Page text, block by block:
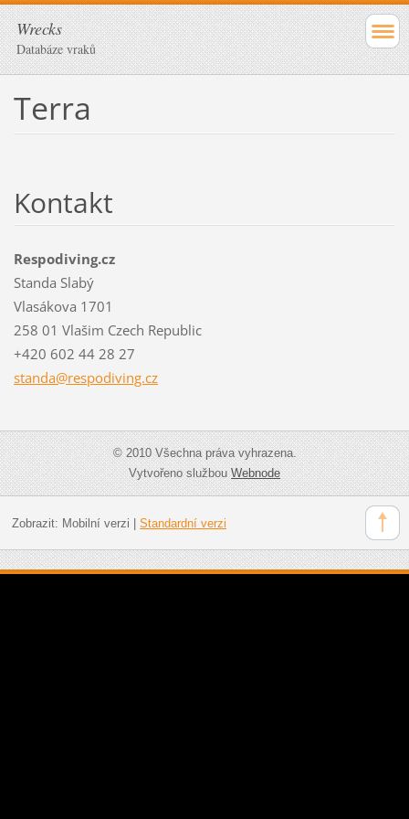
Wrecks
Databáze vraků
Terra
Kontakt
Respodiving.cz
Standa Slabý
Vlasákova 1701
258 01 Vlašim Czech Republic
+420 602 44 28 27
standa@respodiving.cz
© 2010 Všechna práva vyhrazena.
Vytvořeno službouWebnode
Zobrazit: Mobilní verzi Standardní verzi